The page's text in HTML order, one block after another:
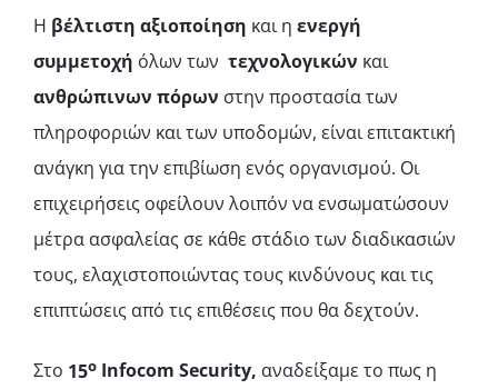
Η βέλτιστη αξιοποίηση και η ενεργή
συμμετοχή όλων των τεχνολογικών και
ανθρώπινων πόρων στην προστασία των
πληροφοριών και των υποδομών, είναι επιτακτική
ανάγκη για την επιβίωση ενός οργανισμού. Οι
επιχειρήσεις οφείλουν λοιπόν να ενσωματώσουν
μέτρα ασφαλείας σε κάθε στάδιο των διαδικασιών
τους, ελαχιστοποιώντας τους κινδύνους και τις
επιπτώσεις από τις επιθέσεις που θα δεχτούν.
Στο 15ο Infocom Security, αναδείξαμε το πως η